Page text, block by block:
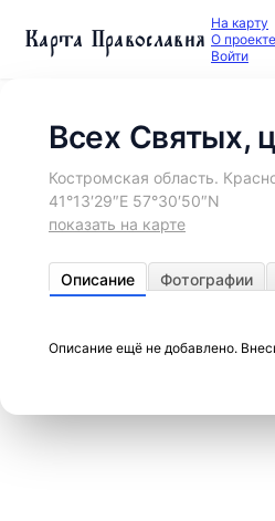
Карта Православия На карту
О проекте
Войти
Всех Святых,
Костромская область.
41°13′29″E 57°30′50″N
показать на карте
Описание Фотографии
Описание ещё не добавлено.